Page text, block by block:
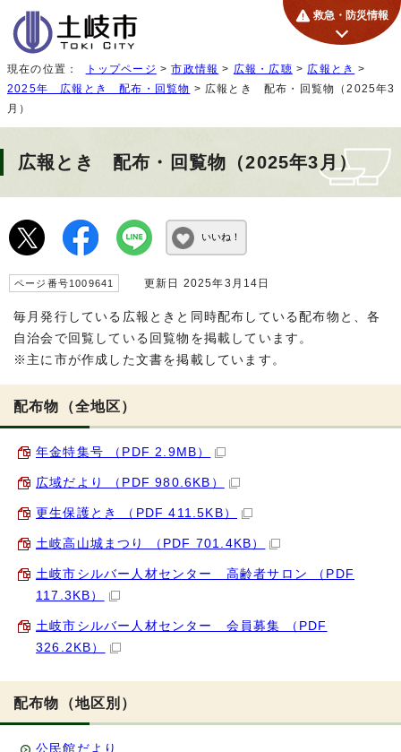
救急・防災情報
現在の位置： トップページ >市政情報 > 広報・広聴 > 広報とき >
2025年 広報とき 配布・回覧物 > 広報とき 配布・回覧物（2025年3
月）
広報とき 配布・回覧物（2025年3月）
いいね！
ページ番号1009641 更新日 2025年3月14日
毎月発行している広報ときと同時配布している配布物と、各
自治会で回覧している回覧物を掲載しています。
※主に市が作成した文書を掲載しています。
配布物（全地区）
年金特集号 （PDF 2.9MB）
広域だより （PDF 980.6KB）
更生保護とき （PDF 411.5KB）
土岐高山城まつり （PDF 701.4KB）
土岐市シルバー人材センター 高齢者サロン （PDF
117.3KB）
土岐市シルバー人材センター 会員募集 （PDF
326.2KB）
配布物（地区別）
公民館だより